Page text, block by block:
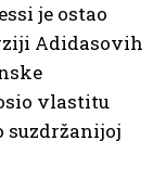
je ostao
Adidasovih
vlastitu
suzdržanijoj